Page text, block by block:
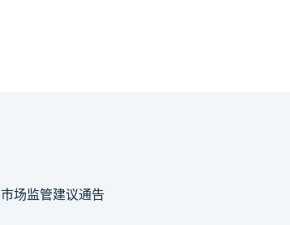
市场监管建议通告